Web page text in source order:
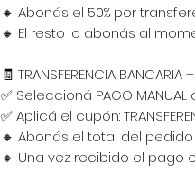
🔸 Abonás el 50% por
🔸 El resto lo abonás al
🧾 TRANSFERENCIA BANCARIA –
✅ Seleccioná PAGO
✅ Aplicá el cupón:
🔸 Abonás el total del
🔸 Una vez recibido el